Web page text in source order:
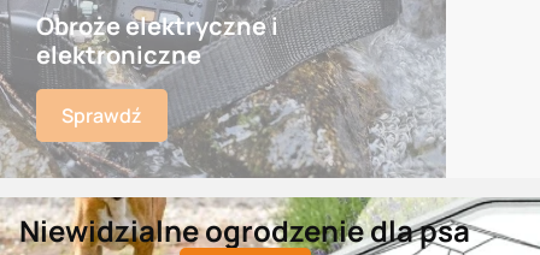
Obroże elektryczne i
elektroniczne
Sprawdź
Niewidzialne ogrodzenie dla psa